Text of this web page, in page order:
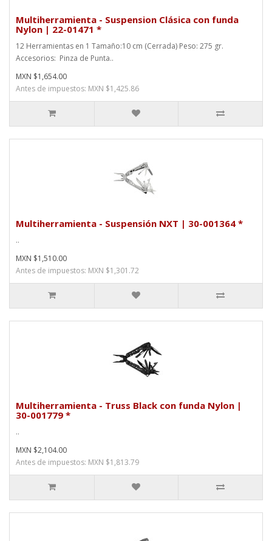
Multiherramienta - Suspension Clásica con funda
Nylon | 22-01471 *
12 Herramientas en 1 Tamaño:10 cm (Cerrada) Peso: 275 gr.
Accesorios: Pinza de Punta..
MXN $1,654.00
Antes de impuestos: MXN $1,425.86
Multiherramienta - Suspensión NXT | 30-001364 *
..
MXN $1,510.00
Antes de impuestos: MXN $1,301.72
Multiherramienta - Truss Black con funda Nylon |
30-001779 *
..
MXN $2,104.00
Antes de impuestos: MXN $1,813.79